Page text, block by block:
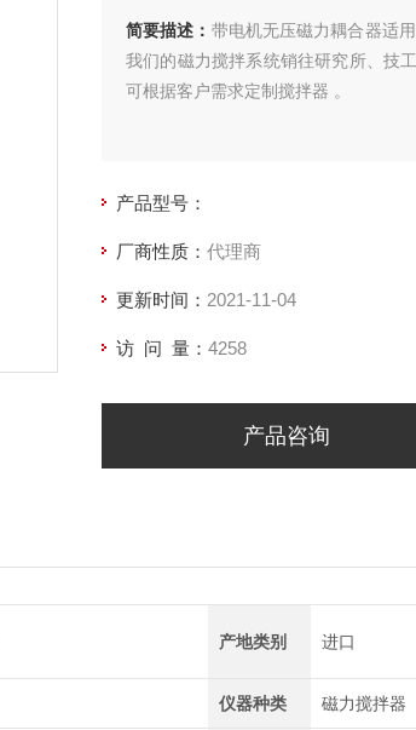
简要描述： 带电机无压磁力耦合器适
我们的磁力搅拌系统销往研究所、技
可根据客户需求定制搅拌器 。
产品型号：
厂商性质： 代理商
更新时间： 2021-11-04
访 问 量： 4258
产品咨询
产地类别 进口
仪器种类 磁力搅拌器